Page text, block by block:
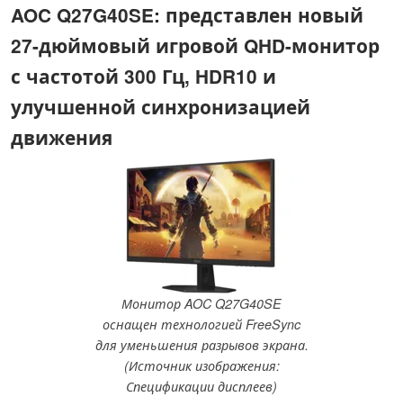
AOC Q27G40SE: представлен новый
27-дюймовый игровой QHD-монитор
с частотой 300 Гц, HDR10 и
улучшенной синхронизацией
движения
Монитор AOC Q27G40SE
оснащен технологией FreeSync
для уменьшения разрывов экрана.
(Источник изображения:
Спецификации дисплеев)